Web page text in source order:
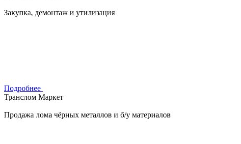
Закупка, демонтаж и утилизация
Подробнее
Транслом Маркет
Продажа лома чёрных металлов и б/у материалов